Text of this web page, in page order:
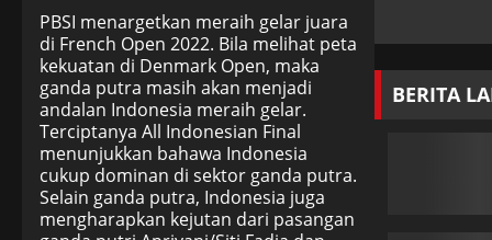
PBSI menargetkan meraih gelar juara
di French Open 2022. Bila melihat peta
kekuatan di Denmark Open, maka
ganda putra masih akan menjadi
andalan Indonesia meraih gelar.
Terciptanya All Indonesian Final
menunjukkan bahawa Indonesia
cukup dominan di sektor ganda putra.
Selain ganda putra, Indonesia juga
mengharapkan kejutan dari pasangan
BERITA